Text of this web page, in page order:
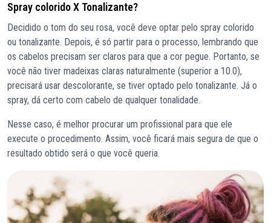
Spray colorido X Tonalizante?
Decidido o tom do seu rosa, você deve optar pelo spray colorido
ou tonalizante. Depois, é só partir para o processo, lembrando que
os cabelos precisam ser claros para que a cor pegue. Portanto, se
você não tiver madeixas claras naturalmente (superior a 10.0),
precisará usar descolorante, se tiver optado pelo tonalizante. Já o
spray, dá certo com cabelo de qualquer tonalidade.
Nesse caso, é melhor procurar um profissional para que ele
execute o procedimento. Assim, você ficará mais segura de que o
resultado obtido será o que você queria.